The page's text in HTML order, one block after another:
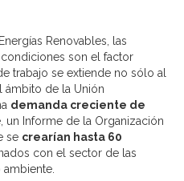
Renovables, las
son el factor
trabajo se extiende no sólo al
ámbito de la Unión
demanda creciente de
un Informe de la Organización
se crearían hasta 60
con el sector de las